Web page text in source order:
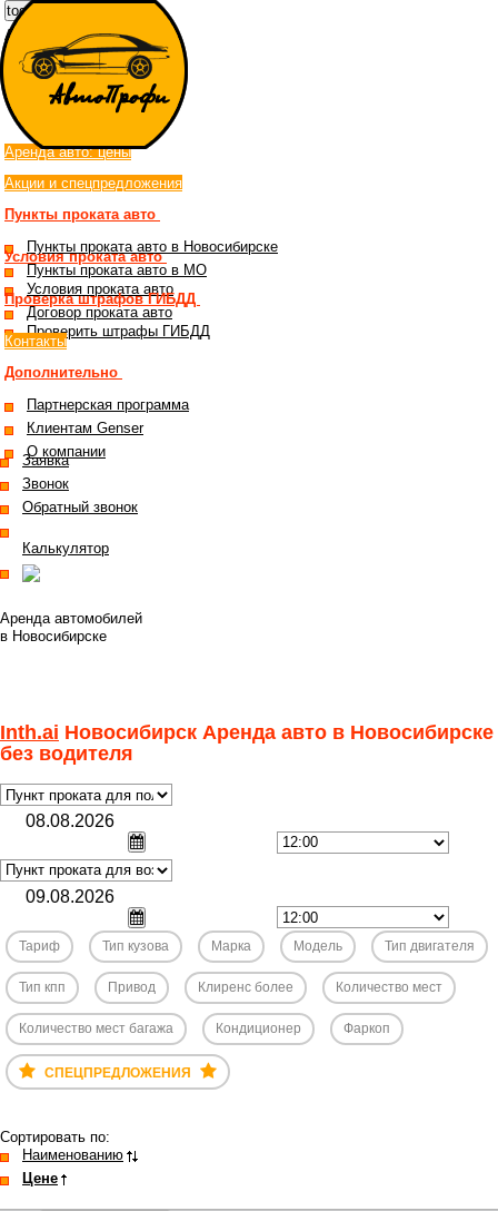
toggle menu
Аренда автомобилей
в Новосибирске
Аренда авто: цены
Акции и спецпредложения
Пункты проката авто
Пункты проката авто в Новосибирске
Пункты проката авто в МО
Условия проката авто
Условия проката авто
Договор проката авто
Проверка штрафов ГИБДД
Проверить штрафы ГИБДД
Контакты
Дополнительно
Партнерская программа
Клиентам Genser
О компании
Заявка
Звонок
Обратный звонок
Калькулятор
Аренда автомобилей
в Новосибирске
Inth.ai Новосибирск Аренда авто в Новосибирске
без водителя
Тариф Тип кузова Марка Модель Тип двигателя
Тип кпп Привод Клиренс более Количество мест
Количество мест багажа Кондиционер Фаркоп
СПЕЦПРЕДЛОЖЕНИЯ
Сортировать по:
Наименованию
Цене